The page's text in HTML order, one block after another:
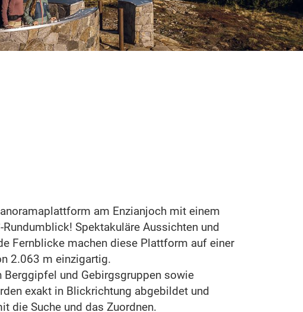
am Enzianjoch mit einem
Rundumblick! Spektakuläre Aussichten und
Fernblicke machen diese Plattform auf einer
2.063 m einzigartig.
Berggipfel und Gebirgsgruppen sowie
exakt in Blickrichtung abgebildet und
die Suche und das Zuordnen.